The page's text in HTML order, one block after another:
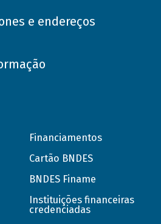
e endereços
Financiamentos
Cartão BNDES
BNDES Finame
Instituições financeiras
credenciadas